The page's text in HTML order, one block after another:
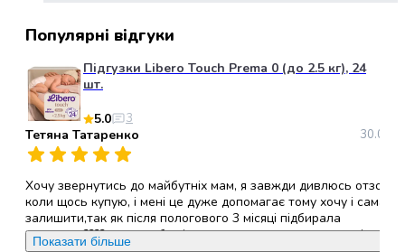
Сухі
сніданки
приготування
Спеції
та
приправи
Цукор
Все
для
Популярні відгуки
Підгузки Libero Touch Prema 0 (до 2.5 кг), 24
шт.
5.0
3
Тетяна Татаренко
Хочу звернутись до майбутніх мам, я завжди дивлюсь отзови
коли щось купую, і мені це дуже допомагає тому хочу і сама
залишити,так як після пологового 3 місяці підбирала
памперси????, хочу щоб всі ви звернули увагу саме на ці
Показати більше